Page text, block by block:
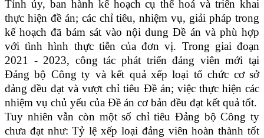
Tỉnh ủy, ban hành kế hoạch cụ thể hoá và triển khai
thực hiện đề án; các chỉ tiêu, nhiệm vụ, giải pháp trong
kế hoạch đã bám sát vào nội dung Đề án và phù hợp
với tình hình thực tiễn của đơn vị. Trong giai đoạn
2021 - 2023, công tác phát triển đảng viên mới tại
Đảng bộ Công ty và kết quả xếp loại tổ chức cơ sở
đảng đều đạt và vượt chỉ tiêu Đề án; việc thực hiện các
nhiệm vụ chủ yếu của Đề án cơ bản đều đạt kết quả tốt.
Tuy nhiên vẫn còn một số chỉ tiêu Đảng bộ Công ty
chưa đạt như: Tỷ lệ xếp loại đảng viên hoàn thành tốt